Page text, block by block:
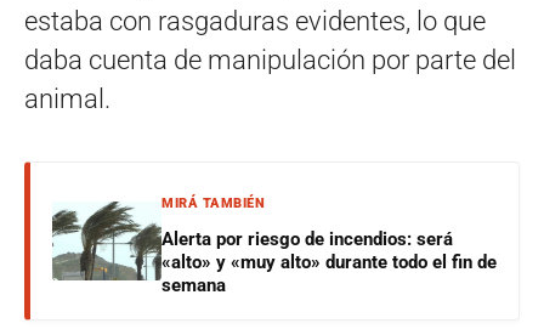
estaba con rasgaduras evidentes, lo que
daba cuenta de manipulación por parte del
animal.
MIRÁ TAMBIÉN
Alerta por riesgo de incendios: será
«alto» y «muy alto» durante todo el fin de
semana